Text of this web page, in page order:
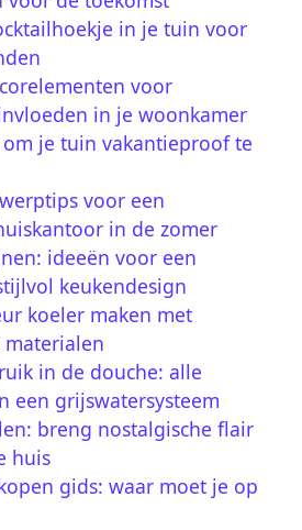
in je tuin voor
voor
in je woonkamer
je tuin vakantieproof te
voor een
in de zomer
ideeën voor een
keukendesign
koeler maken met
in de douche: alle
een grijswatersysteem
breng nostalgische flair
huis
gids: waar moet je op